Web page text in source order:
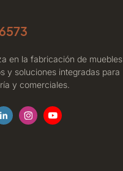
en la fabricación de muebles
y soluciones integradas para
y comerciales.